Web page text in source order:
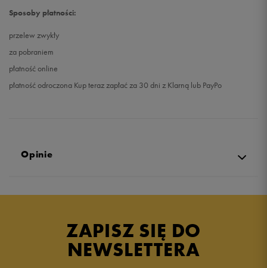
Sposoby płatności:
przelew zwykły
za pobraniem
płatność online
płatność odroczona Kup teraz zapłać za 30 dni z Klarną lub PayPo
Opinie
4.9
zebranych i zweryfikowanych przez
ZAPISZ SIĘ DO
NEWSLETTERA